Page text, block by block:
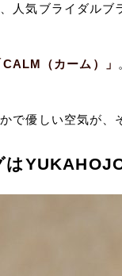
人気ブライダルブ
（カーム）」
で優しい空気が、